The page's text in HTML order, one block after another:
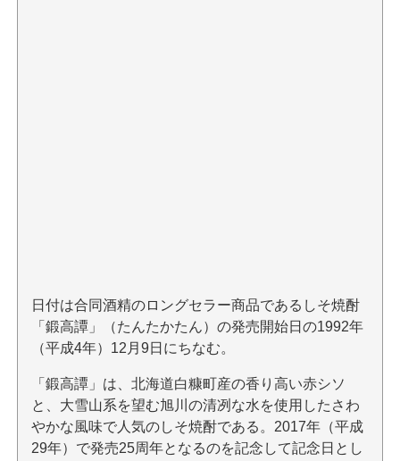
日付は合同酒精のロングセラー商品であるしそ焼酎
「鍛高譚」（たんたかたん）の発売開始日の1992年
（平成4年）12月9日にちなむ。
「鍛高譚」は、北海道白糠町産の香り高い赤シソ
と、大雪山系を望む旭川の清冽な水を使用したさわ
やかな風味で人気のしそ焼酎である。2017年（平成
29年）で発売25周年となるのを記念して記念日とし